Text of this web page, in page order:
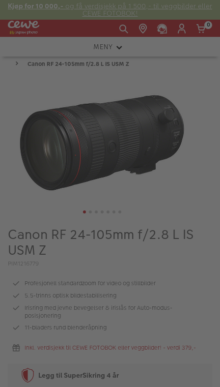
Kjøp for 10 000,- og få verdisjekk på 1 500,- til veggbilder eller
CEWE FOTOBOK!
Fre:
20:00
E-post:
kundeservice@japanphoto.no
0
MENY
KAMERA
FOTOTILBEHØR
LYS OG STUDIO
INSTANTFOTO
ANALOG
KIKKERTER
Kampanjer
Merker
Lagersalg
Bildeprodukter
Butikkoversikt
Canon RF 24-105mm f/2.8 L IS USM Z
Canon RF 24-105mm f/2.8 L IS
USM Z
PIM1216779
Profesjonell standardzoom for video og stillbilder
5.5-trinns optisk bildestabilisering
Irisring med jevne bevegelser & irislås for Auto-modus-
posisjonering
11-bladers rund blenderåpning
Inkl. verdisjekk til CEWE FOTOBOK eller veggbilder! - verdi 379,-
Legg til SuperSikring 4 år